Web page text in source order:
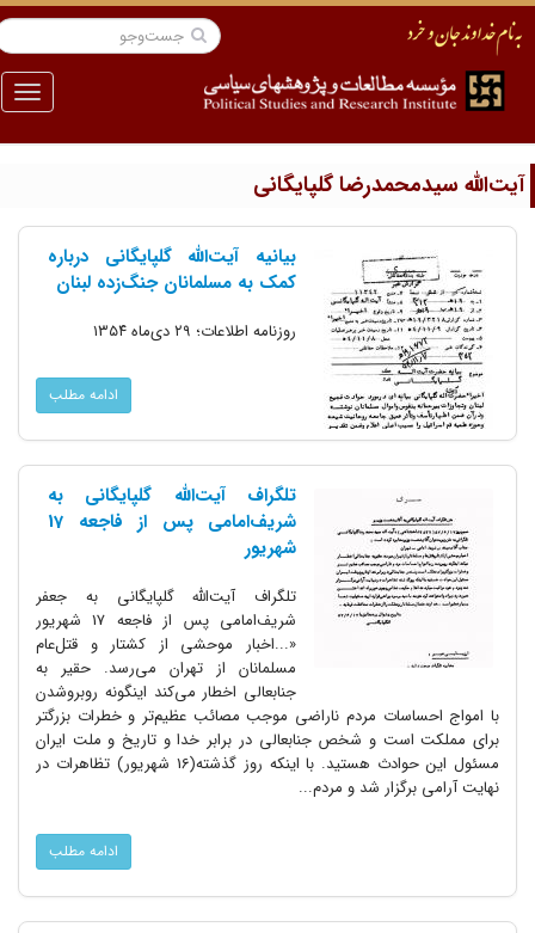
منو
سیدمحمدرضا گلپایگانی
بیانیه آیت‌الله گلپایگانی درباره
کمک به مسلمانان جنگ‌زده لبنان
روزنامه اطلاعات؛ ۲۹ دی‌ماه ۱۳۵۴
ادامه مطلب
تلگراف آیت‌الله گلپایگانی به
شریف‌امامی پس از فاجعه 17
شهریور
تلگراف آیت‌الله گلپایگانی به جعفر
شریف‌امامی پس از فاجعه 17 شهریور
«...اخبار موحشی از کشتار و قتل‌عام
مسلمانان از تهران می‌رسد. حقیر به
جنابعالی اخطار می‌کند اینگونه روبروشدن
با امواج احساسات مردم ناراضی موجب مصائب عظیم‌تر و خطرات بزرگتر
برای مملکت است و شخص جنابعالی در برابر خدا و تاریخ و ملت ایران
مسئول این حوادث هستید. با اینکه روز گذشته(16 شهریور) تظاهرات در
نهایت آرامی برگزار شد و مردم...
ادامه مطلب